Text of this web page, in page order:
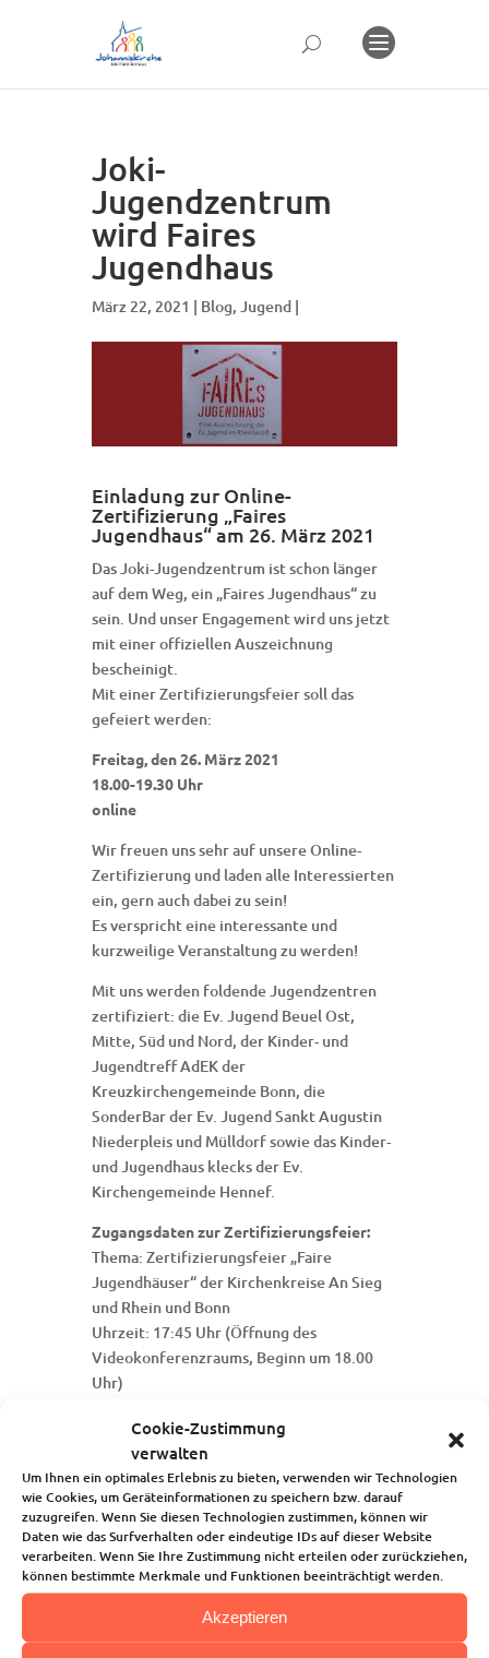
Cookie-Zustimmung
verwalten
Um Ihnen ein optimales Erlebnis zu bieten, verwenden wir Technologien
wie Cookies, um Geräteinformationen zu speichern bzw. darauf
zuzugreifen. Wenn Sie diesen Technologien zustimmen, können wir
Daten wie das Surfverhalten oder eindeutige IDs auf dieser Website
verarbeiten. Wenn Sie Ihre Zustimmung nicht erteilen oder zurückziehen,
können bestimmte Merkmale und Funktionen beeinträchtigt werden.
Akzeptieren
Joki-
Jugendzentrum
wird Faires
Jugendhaus
März 22, 2021 | Blog, Jugend |
Einladung zur Online-
Zertifizierung „Faires
Jugendhaus“ am 26. März 2021
Das Joki-Jugendzentrum ist schon länger
auf dem Weg, ein „Faires Jugendhaus“ zu
sein. Und unser Engagement wird uns jetzt
mit einer offiziellen Auszeichnung
bescheinigt.
Mit einer Zertifizierungsfeier soll das
gefeiert werden:
Freitag, den 26. März 2021
18.00-19.30 Uhr
online
Wir freuen uns sehr auf unsere Online-
Zertifizierung und laden alle Interessierten
ein, gern auch dabei zu sein!
Es verspricht eine interessante und
kurzweilige Veranstaltung zu werden!
Mit uns werden foldende Jugendzentren
zertifiziert: die Ev. Jugend Beuel Ost,
Mitte, Süd und Nord, der Kinder- und
Jugendtreff AdEK der
Kreuzkirchengemeinde Bonn, die
SonderBar der Ev. Jugend Sankt Augustin
Niederpleis und Mülldorf sowie das Kinder-
und Jugendhaus klecks der Ev.
Kirchengemeinde Hennef.
Zugangsdaten zur Zertifizierungsfeier:
Thema: Zertifizierungsfeier „Faire
Jugendhäuser“ der Kirchenkreise An Sieg
und Rhein und Bonn
Uhrzeit: 17:45 Uhr (Öffnung des
Videokonferenzraums, Beginn um 18.00
Uhr)
Meeting-ID: 845 9239 9959
Kenncode: 516900
Startseite
Über uns
Unsere Angebote
Die Kindertagesstätte